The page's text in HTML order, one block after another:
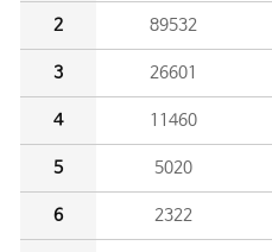
2 89532
3 26601
4 11460
5 5020
6 2322